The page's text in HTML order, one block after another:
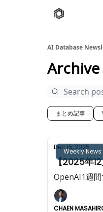
AI Database
Archive
まとめ記事
Weekly News
Dec 15, 2025
【2025年
OpenAI1週
CHAEN